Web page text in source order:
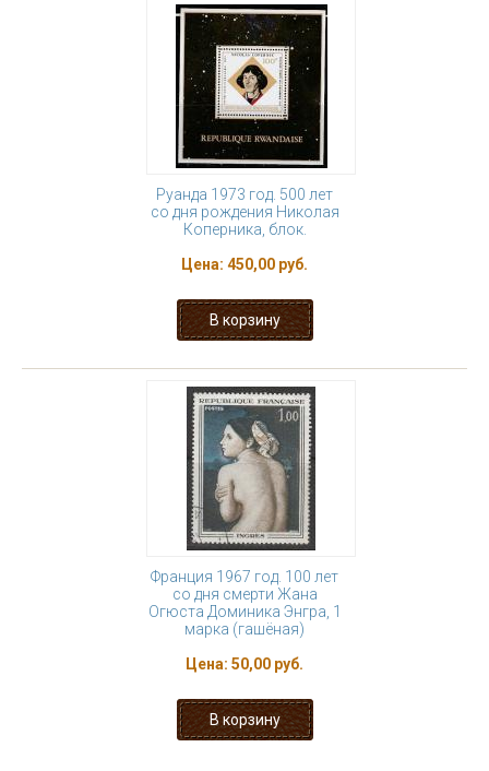
Руанда 1973 год. 500 лет
со дня рождения Николая
Коперника, блок.
Цена: 450,00 руб.
Франция 1967 год. 100 лет
со дня смерти Жана
Огюста Доминика Энгра, 1
марка (гашёная)
Цена: 50,00 руб.